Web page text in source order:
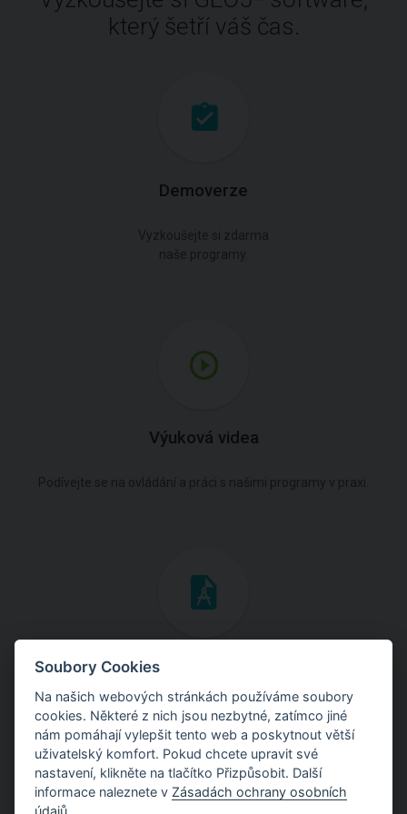
který šetří váš čas.
Demoverze
Výuková videa
Inženýrské manuály
Stáhněte si manuály s teoretickými i praktickými ukázkami
použití programů.
Soubory Cookies
Na našich webových stránkách používáme soubory
cookies. Některé z nich jsou nezbytné, zatímco jiné
nám pomáhají vylepšit tento web a poskytnout větší
uživatelský komfort. Pokud chcete upravit své
nastavení, klikněte na tlačítko Přizpůsobit. Další
informace naleznete v Zásadách ochrany osobních
údajů